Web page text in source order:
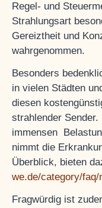
Regel- und
Strahlungsart
Gereiztheit und
wahrgenommen.
Besonders
in vielen Städten
diesen
strahlender
immensen
nimmt die
Überblick, bieten
we.de/category/
Fragwürdig ist